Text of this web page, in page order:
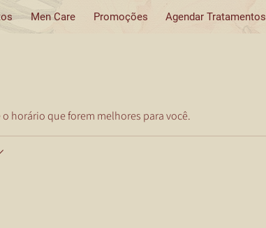
Men Care Promoções Agendar Tratamentos
horário que forem melhores para você.